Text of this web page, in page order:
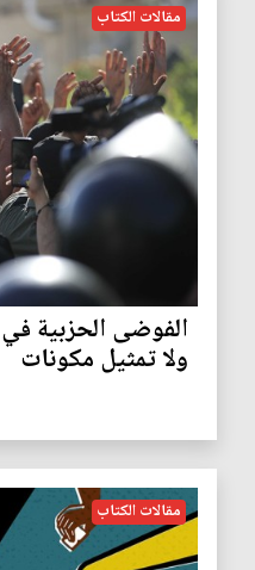
مقالات الكتاب
الفوضى الحزبية في
ولا تمثيل مكونات
مقالات الكتاب